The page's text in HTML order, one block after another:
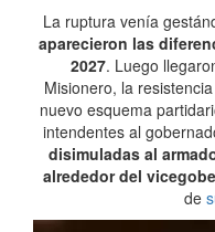
La ruptura venía
aparecieron las
2027. Luego
Misionero, la
nuevo esquema
intendentes al
disimuladas al
alrededor del
de